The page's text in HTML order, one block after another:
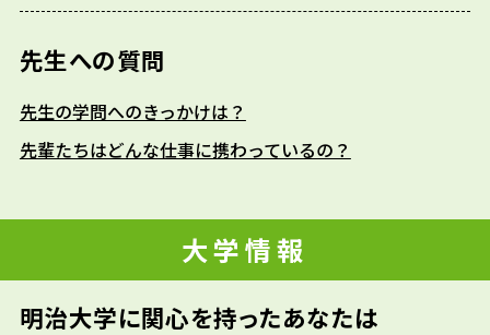
先生への質問
先生の学問へのきっかけは？
先輩たちはどんな仕事に携わっているの？
大学情報
明治大学に関心を持ったあなたは